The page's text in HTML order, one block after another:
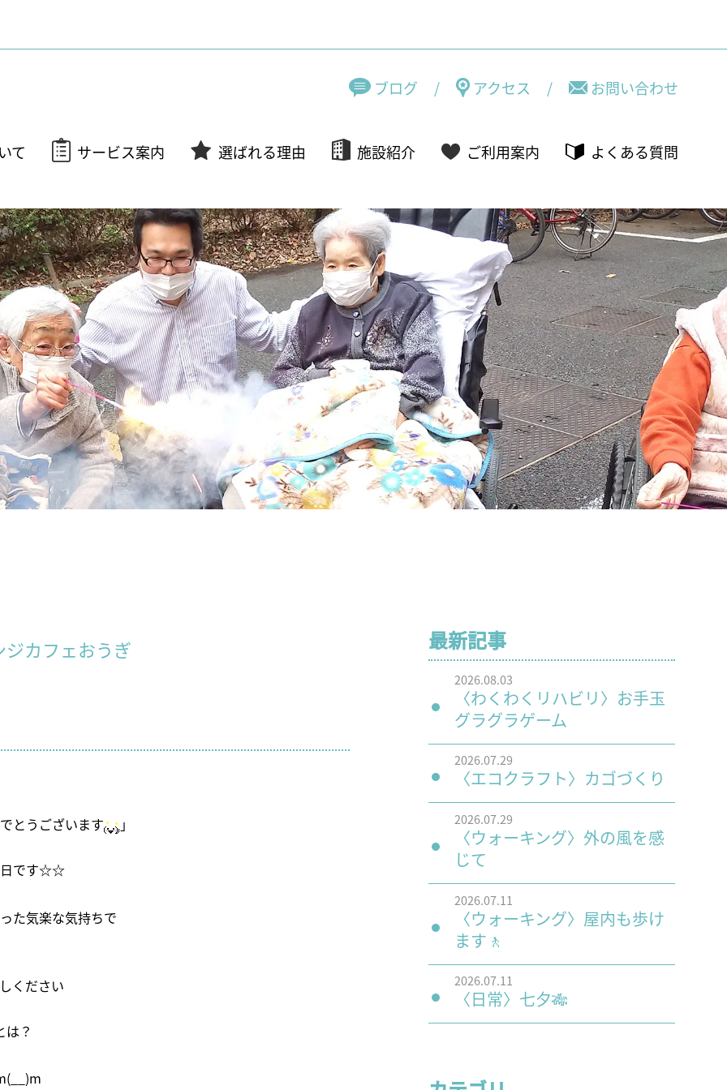
ジカフェおうぎ
とうございます 」
日です☆☆
た気楽な気持ちで
ください
？
最新記事
2026.08.03
〈わくわくリハビリ〉お手玉
グラグラゲーム
2026.07.29
〈エコクラフト〉カゴづくり
2026.07.29
〈ウォーキング〉外の風を感
じて
2026.07.11
〈ウォーキング〉屋内も歩け
ます🚶
2026.07.11
〈日常〉七夕🎋